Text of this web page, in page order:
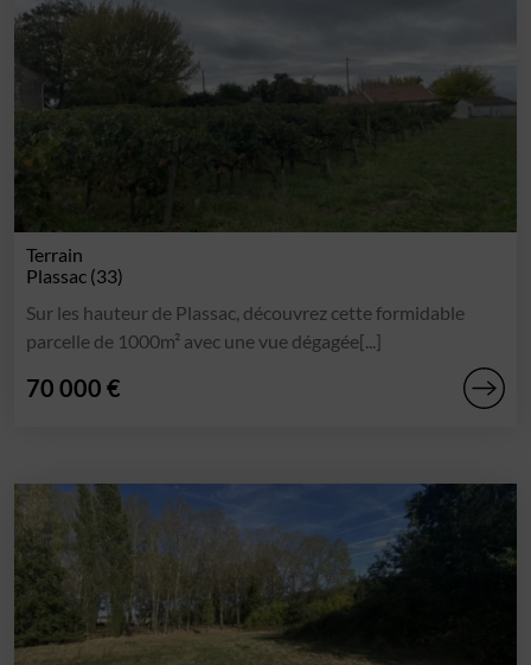
Terrain
Plassac (33)
Sur les hauteur de Plassac, découvrez cette formidable
parcelle de 1000m² avec une vue dégagée[...]
70 000 €